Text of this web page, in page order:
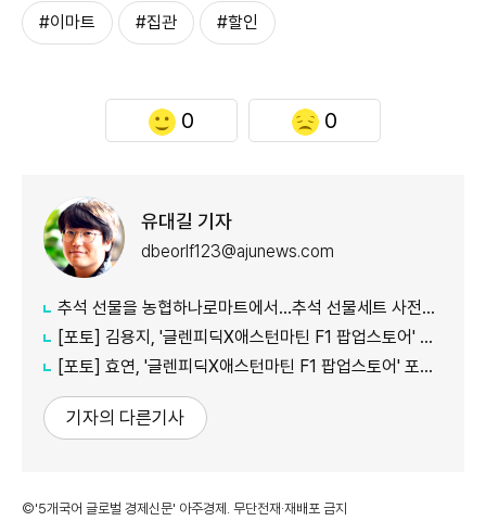
#이마트 #집관 #할인
0 0
유대길 기자
dbeorlf123@ajunews.com
추석 선물을 농협하나로마트에서…추석 선물세트 사전예약 실시
[포토] 김용지, '글렌피딕X애스턴마틴 F1 팝업스토어' 포토콜 참석
[포토] 효연, '글렌피딕X애스턴마틴 F1 팝업스토어' 포토콜 참석
기자의 다른기사
©'5개국어 글로벌 경제신문' 아주경제. 무단전재·재배포 금지